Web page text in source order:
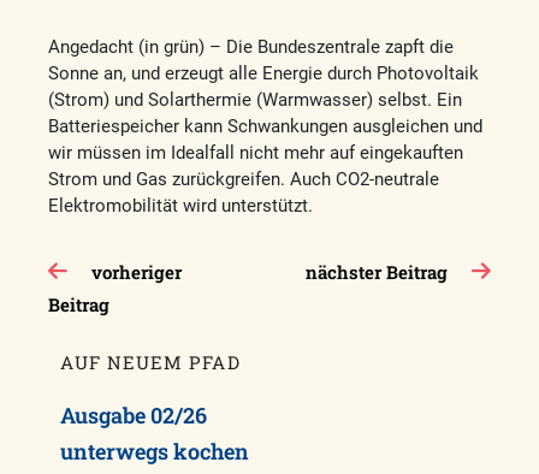
Angedacht (in grün) – Die Bundeszentrale zapft die
Sonne an, und erzeugt alle Energie durch Photovoltaik
(Strom) und Solarthermie (Warmwasser) selbst. Ein
Batteriespeicher kann Schwankungen ausgleichen und
wir müssen im Idealfall nicht mehr auf eingekauften
Strom und Gas zurückgreifen. Auch CO2-neutrale
Elektromobilität wird unterstützt.
Beitragsnavigation
vorheriger
Beitrag
nächster Beitrag
AUF NEUEM PFAD
Ausgabe 02/26
unterwegs kochen